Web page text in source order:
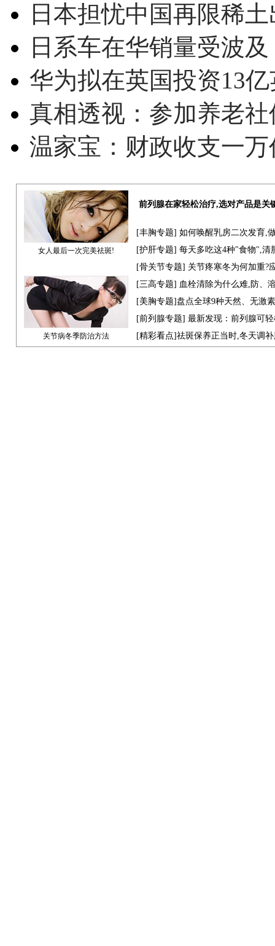
日本担忧中国再限稀
日系车在华销量受波
华为拟在英国投资13
真相透视：参加养老
温家宝：财政收支一
女人最后一次完美祛斑!
前列腺在家轻松治疗,选对产品是关
[丰胸专题] 如何唤醒乳房二次发育,
[护肝专题] 每天多吃这4种"食物",清
[骨关节专题] 关节疼寒冬为何加重?
关节病冬季防治方法
[三高专题] 血栓清除为什么难,防、
[美胸专题]盘点全球9种天然、无激
[前列腺专题] 最新发现：前列腺可
[精彩看点]祛斑保养正当时,冬天调